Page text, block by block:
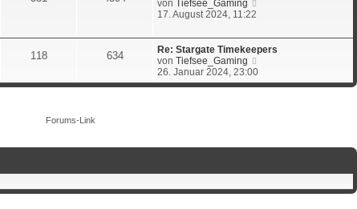
r
a
t
r
B
e
i
t
von Tiefsee_Gaming
e
s
r
a
17. August 2024, 11:22
118 634
Re: Stargate Timekeepers
von Tiefsee_Gaming
u
B
i
r
26. Januar 2024, 23:00
Forums-Link